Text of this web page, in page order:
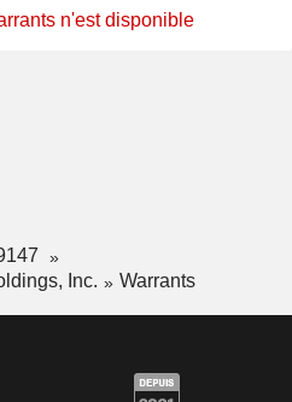
n'est disponible
Inc.
Warrants